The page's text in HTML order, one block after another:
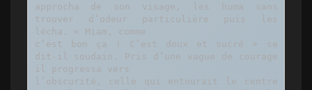
approcha de son visage, les huma sans
trouver d’odeur particulière puis les
lécha. « Miam, comme
c’est bon ça ! C’est doux et sucré » se
dit-il soudain. Pris d’une vague de courage
il progressa vers
l’obscurité, celle qui entourait le centre